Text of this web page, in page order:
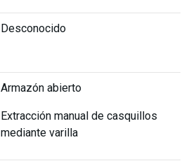
Desconocido
Armazón abierto
Extracción manual de casquillos
mediante varilla